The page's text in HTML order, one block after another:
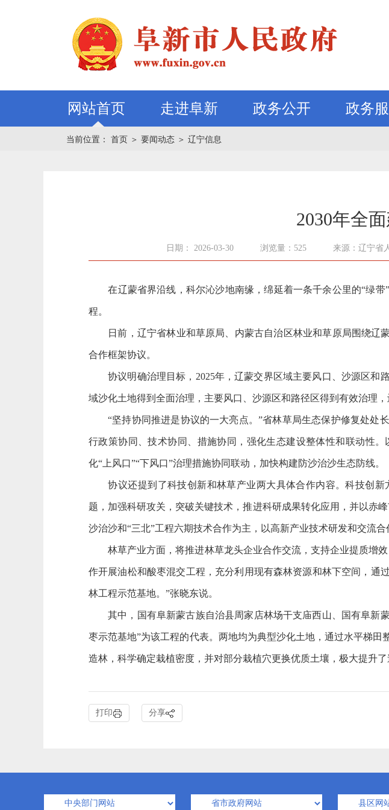
网站首页 走进阜新 政务公开 政务
当前位置： 首页 ＞ 要闻动态 ＞ 辽宁信息
2030年全
日期： 2026-03-30 浏览量：525 来源：辽宁省
在辽蒙省界沿线，科尔沁沙地南缘，绵延着一条千余公里的“绿带
程。
日前，辽宁省林业和草原局、内蒙古自治区林业和草原局围绕辽
合作框架协议。
协议明确治理目标，2025年，辽蒙交界区域主要风口、沙源区和
域沙化土地得到全面治理，主要风口、沙源区和路径区得到有效治理，
“坚持协同推进是协议的一大亮点。”省林草局生态保护修复处处
行政策协同、技术协同、措施协同，强化生态建设整体性和联动性
化“上风口”“下风口”治理措施协同联动，加快构建防沙治沙生态防线。
协议还提到了科技创新和林草产业两大具体合作内容。科技创新
题，加强科研攻关，突破关键技术，推进科研成果转化应用，并以赤
沙治沙和“三北”工程六期技术合作为主，以高新产业技术研发和交流合
林草产业方面，将推进林草龙头企业合作交流，支持企业提质增效
作开展油松和酸枣混交工程，充分利用现有森林资源和林下空间，通
林工程示范基地。”张晓东说。
其中，国有阜新蒙古族自治县周家店林场干支庙西山、国有阜新
枣示范基地”为该工程的代表。两地均为典型沙化土地，通过水平梯
造林，科学确定栽植密度，并对部分栽植穴更换优质土壤，极大提升了
打印 分享